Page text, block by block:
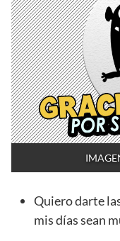
Quiero darte
mis días sean